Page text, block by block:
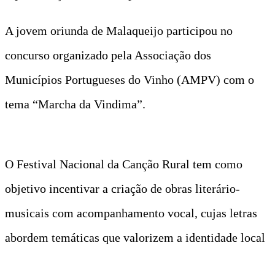
A jovem oriunda de Malaqueijo participou no
concurso organizado pela Associação dos
Municípios Portugueses do Vinho (AMPV) com o
tema “Marcha da Vindima”.
O Festival Nacional da Canção Rural tem como
objetivo incentivar a criação de obras literário-
musicais com acompanhamento vocal, cujas letras
abordem temáticas que valorizem a identidade local